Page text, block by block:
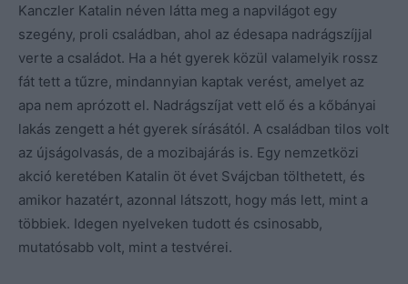
Kanczler Katalin néven látta meg a napvilágot egy
szegény, proli családban, ahol az édesapa nadrágszíjjal
verte a családot. Ha a hét gyerek közül valamelyik rossz
fát tett a tűzre, mindannyian kaptak verést, amelyet az
apa nem aprózott el. Nadrágszíjat vett elő és a kőbányai
lakás zengett a hét gyerek sírásától. A családban tilos volt
az újságolvasás, de a mozibajárás is. Egy nemzetközi
akció keretében Katalin öt évet Svájcban tölthetett, és
amikor hazatért, azonnal látszott, hogy más lett, mint a
többiek. Idegen nyelveken tudott és csinosabb,
mutatósabb volt, mint a testvérei.